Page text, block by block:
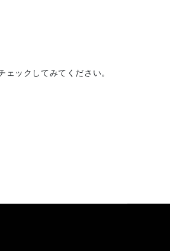
ックしてみてください。